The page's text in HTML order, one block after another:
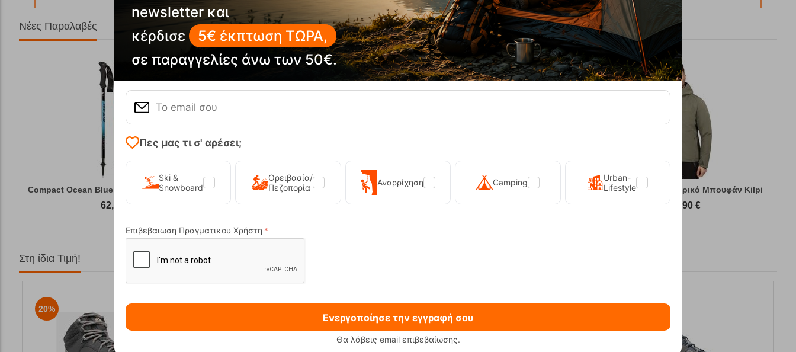
Νέες Παραλαβές
Compact Ocean Blue Τηλεσκοπικά Μπατόν Πεζ...
62,50 €
Winter Gas 230g Φιάλη Υγραεριού Primus
12,90 €
Sonna-M Black Ανδρικό Μπουφάν Kilpi
89,90 €
Sonna-M Green Ανδρικό Μπουφάν Kilpi
89,90 €
Στη ίδια Τιμή!
20%
newsletter και
κέρδισε
5€ έκπτωση ΤΩΡΑ,
σε παραγγελίες άνω των 50€.
Πες μας τι σ' αρέσει;
Ski &
Snowboard
Ορειβασία/
Πεζοπορία
Αναρρίχηση Camping
Urban-
Lifestyle
Επιβεβαιωση Πραγματικου Χρήστη
Ενεργοποίησε την εγγραφή σου
Θα λάβεις email επιβεβαίωσης.